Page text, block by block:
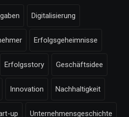
Digitalisierung
Erfolgsgeheimnisse
Erfolgsstory Geschäftsidee
Innovation Nachhaltigkeit
up Unternehmensgeschichte